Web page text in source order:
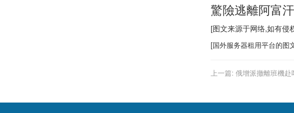
驚險逃離阿富
[图文来源于网络,如有侵
[国外服务器租用平台的图
上一篇: 俄增派撤離班機